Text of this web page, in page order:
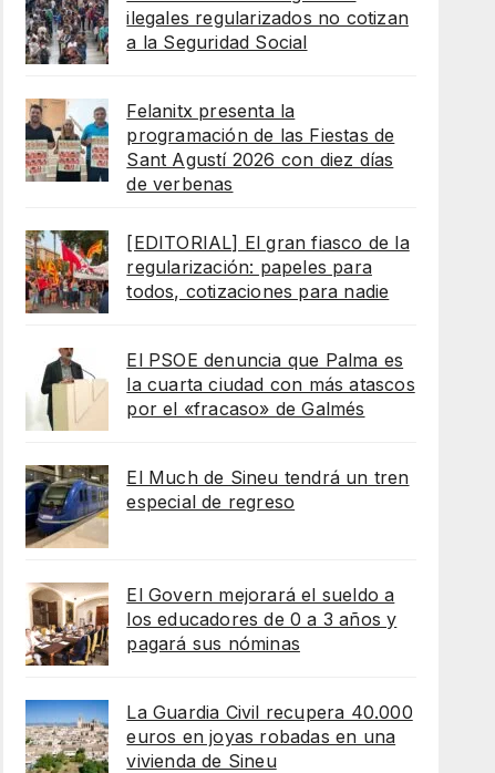
ilegales regularizados no cotizan
a la Seguridad Social
Felanitx presenta la
programación de las Fiestas de
Sant Agustí 2026 con diez días
de verbenas
[EDITORIAL] El gran fiasco de la
regularización: papeles para
todos, cotizaciones para nadie
El PSOE denuncia que Palma es
la cuarta ciudad con más atascos
por el «fracaso» de Galmés
El Much de Sineu tendrá un tren
especial de regreso
El Govern mejorará el sueldo a
los educadores de 0 a 3 años y
pagará sus nóminas
La Guardia Civil recupera 40.000
euros en joyas robadas en una
vivienda de Sineu